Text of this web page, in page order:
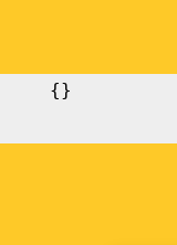
    {}